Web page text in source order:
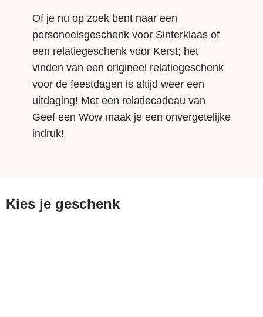
Of je nu op zoek bent naar een
personeelsgeschenk voor Sinterklaas of
een relatiegeschenk voor Kerst; het
vinden van een origineel relatiegeschenk
voor de feestdagen is altijd weer een
uitdaging! Met een relatiecadeau van
Geef een Wow maak je een onvergetelijke
indruk!
Kies je geschenk